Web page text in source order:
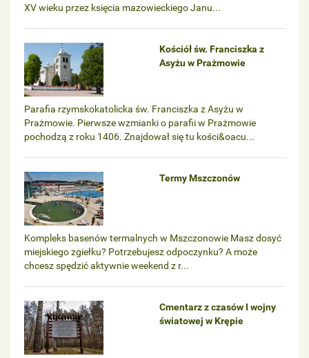
XV wieku przez księcia mazowieckiego Janu...
Kościół św. Franciszka z
Asyżu w Prażmowie
Parafia rzymskokatolicka św. Franciszka z Asyżu w
Prażmowie. Pierwsze wzmianki o parafii w Prażmowie
pochodzą z roku 1406. Znajdował się tu kości&oacu...
Termy Mszczonów
Kompleks basenów termalnych w Mszczonowie Masz dosyć
miejskiego zgiełku? Potrzebujesz odpoczynku? A może
chcesz spędzić aktywnie weekend z r...
Cmentarz z czasów I wojny
światowej w Krępie